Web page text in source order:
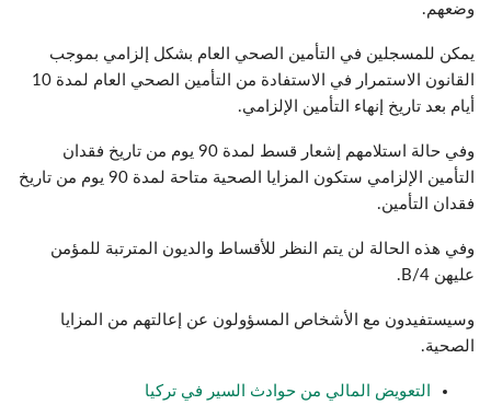
وضعهم.
يمكن للمسجلين في التأمين الصحي العام بشكل إلزامي بموجب
القانون الاستمرار في الاستفادة من التأمين الصحي العام لمدة 10
أيام بعد تاريخ إنهاء التأمين الإلزامي.
وفي حالة استلامهم إشعار قسط لمدة 90 يوم من تاريخ فقدان
التأمين الإلزامي ستكون المزايا الصحية متاحة لمدة 90 يوم من تاريخ
فقدان التأمين.
وفي هذه الحالة لن يتم النظر للأقساط والديون المترتبة للمؤمن
عليهن B/4.
وسيستفيدون مع الأشخاص المسؤولون عن إعالتهم من المزايا
الصحية.
التعويض المالي من حوادث السير في تركيا